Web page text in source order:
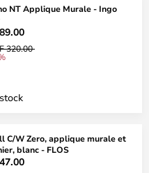
NT Applique Murale - Ingo
320.00
C/W Zero, applique murale et
blanc - FLOS